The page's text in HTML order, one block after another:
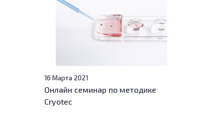
16 Марта 2021
Онлайн семинар по методике
Cryotec